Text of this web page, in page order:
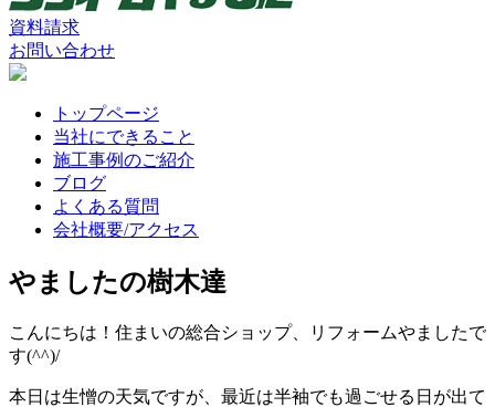
資料請求
お問い合わせ
トップページ
当社にできること
施工事例のご紹介
ブログ
よくある質問
会社概要/アクセス
やましたの樹木達
こんにちは！住まいの総合ショップ、リフォームやましたで
す(^^)/
本日は生憎の天気ですが、最近は半袖でも過ごせる日が出て